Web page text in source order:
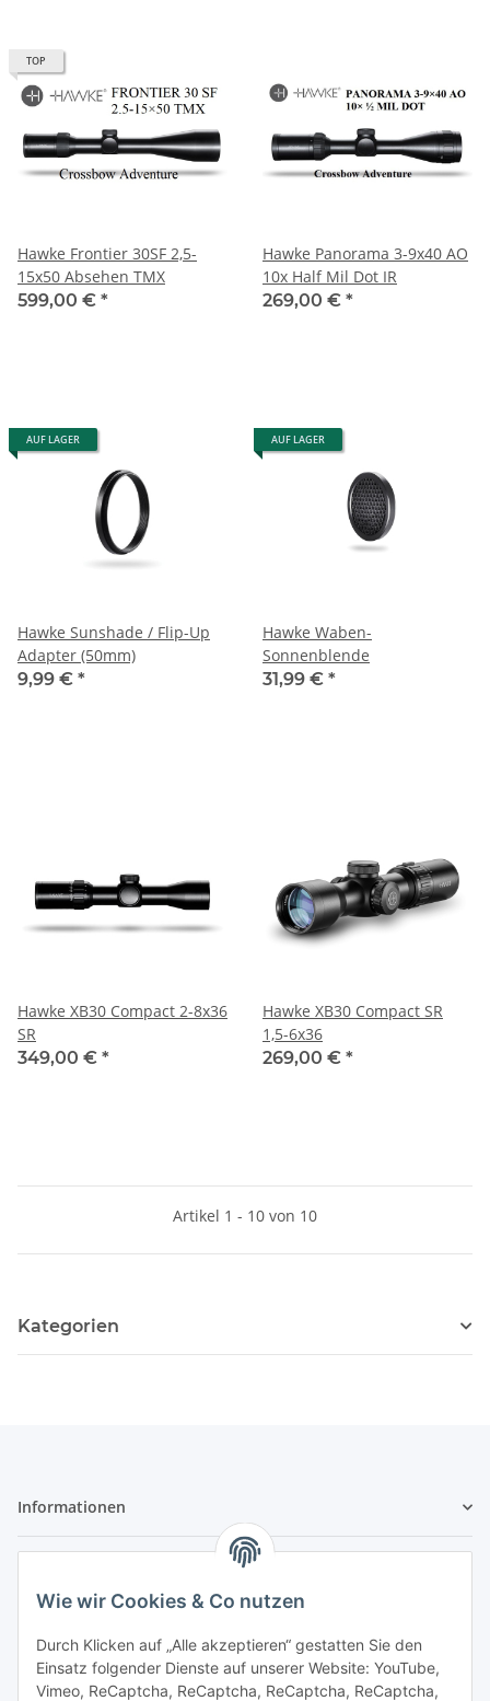
Wie wir Cookies & Co nutzen
Durch Klicken auf „Alle akzeptieren“ gestatten Sie den
Einsatz folgender Dienste auf unserer Website: YouTube,
Vimeo, ReCaptcha, ReCaptcha, ReCaptcha, ReCaptcha,
TOP
Hawke Frontier 30SF 2,5-
15x50 Absehen TMX
599,00 € *
Hawke Panorama 3-9x40 AO
10x Half Mil Dot IR
269,00 € *
AUF LAGER
Hawke Sunshade / Flip-Up
Adapter (50mm)
9,99 € *
AUF LAGER
Hawke Waben-
Sonnenblende
31,99 € *
Hawke XB30 Compact 2-8x36
SR
349,00 € *
Hawke XB30 Compact SR
1,5-6x36
269,00 € *
Artikel 1 - 10 von 10
Kategorien
Informationen